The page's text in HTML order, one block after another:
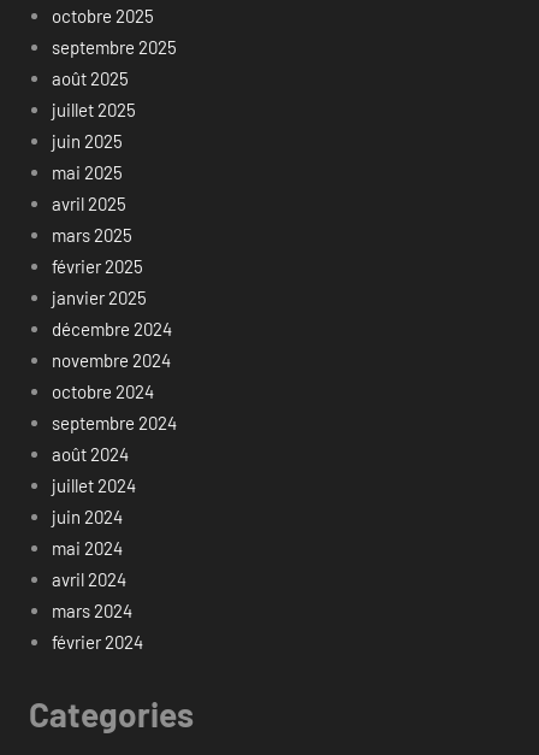
octobre 2025
septembre 2025
août 2025
juillet 2025
juin 2025
mai 2025
avril 2025
mars 2025
février 2025
janvier 2025
décembre 2024
novembre 2024
octobre 2024
septembre 2024
août 2024
juillet 2024
juin 2024
mai 2024
avril 2024
mars 2024
février 2024
Categories